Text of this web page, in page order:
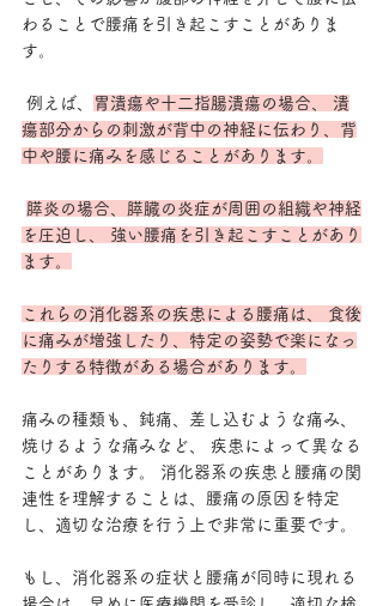
わることで腰痛を引き起こすことがありま
す。
例えば、
胃潰瘍や十二指腸潰瘍の場合、 潰
瘍部分からの刺激が背中の神経に伝わり、背
中や腰に痛みを感じることがあります。
膵炎の場合、膵臓の炎症が周囲の組織や神経
を圧迫し、 強い腰痛を引き起こすことがあり
ます。
これらの消化器系の疾患による腰痛は、 食後
に痛みが増強したり、特定の姿勢で楽になっ
たりする特徴がある場合があります。
痛みの種類も、鈍痛、差し込むような痛み、
焼けるような痛みなど、 疾患によって異なる
ことがあります。 消化器系の疾患と腰痛の関
連性を理解することは、腰痛の原因を特定
し、適切な治療を行う上で非常に重要です。
もし、消化器系の症状と腰痛が同時に現れる